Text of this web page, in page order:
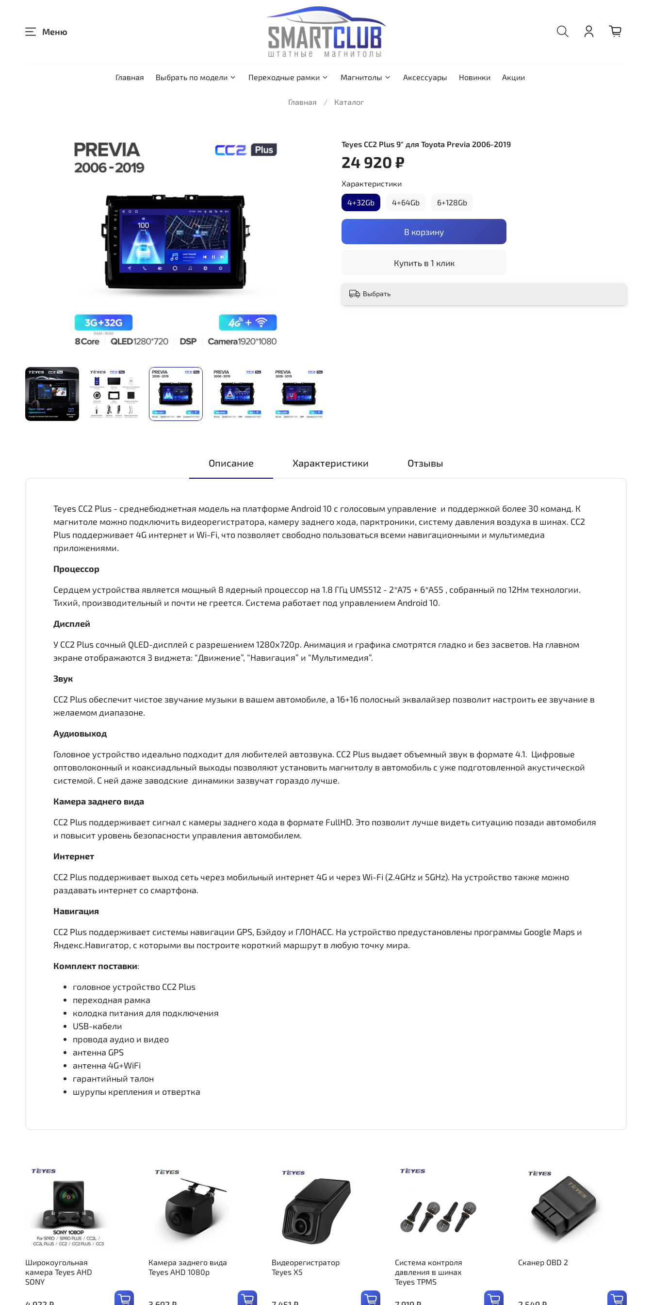
Меню
Главная Выбрать по модели Переходные рамки Магнитолы Аксессуары Новинки Акции
Главная Каталог
Teyes CC2 Plus 9" для Toyota Previa 2006-2019
24 920 ₽
В корзину
Купить в 1 клик
Характеристики
4+32Gb 4+64Gb 6+128Gb
Выбрать
Описание Характеристики Отзывы
Teyes CC2 Plus - среднебюджетная модель на платформе Android 10 с голосовым управление и поддержкой более 30 команд. К
магнитоле можно подключить видеорегистратора, камеру заднего хода, парктроники, систему давления воздуха в шинах. CC2
Plus поддерживает 4G интернет и Wi-Fi, что позволяет свободно пользоваться всеми навигационными и мультимедиа
приложениями.
Процессор
Сердцем устройства является мощный 8 ядерный процессор на 1.8 ГГц UMS512 - 2*A75 + 6*A55 , собранный по 12Нм технологии.
Тихий, производительный и почти не греется. Система работает под управлением Android 10.
Дисплей
У CC2 Plus сочный QLED-дисплей c разрешением 1280x720р. Анимация и графика смотрятся гладко и без засветов. На главном
экране отображаются 3 виджета: “Движение”, “Навигация” и “Мультимедия”.
Звук
CC2 Plus обеспечит чистое звучание музыки в вашем автомобиле, а 16+16 полосный эквалайзер позволит настроить ее звучание в
желаемом диапазоне.
Аудиовыход
Головное устройство идеально подходит для любителей автозвука. CC2 Plus выдает объемный звук в формате 4.1. Цифровые
оптоволоконный и коаксиадльный выходы позволяют установить магнитолу в автомобиль с уже подготовленной акустической
системой. С ней даже заводские динамики зазвучат гораздо лучше.
Камера заднего вида
CC2 Plus поддерживает сигнал с камеры заднего хода в формате FullHD. Это позволит лучше видеть ситуацию позади автомобиля
и повысит уровень безопасности управления автомобилем.
Интернет
CC2 Plus поддерживает выход сеть через мобильный интернет 4G и через Wi-Fi (2.4GHz и 5GHz). На устройство также можно
раздавать интернет со смартфона.
Навигация
CC2 Plus поддерживает системы навигации GPS, Бэйдоу и ГЛОНАСС. На устройство предустановлены программы Google Maps и
Яндекс.Навигатор, с которыми вы построите короткий маршрут в любую точку мира.
Комплект поставки:
головное устройство CC2 Plus
переходная рамка
колодка питания для подключения
USB-кабели
провода аудио и видео
антенна GPS
антенна 4G+WiFi
гарантийный талон
шурупы крепления и отвертка
Широкоугольная
камера Teyes AHD
SONY
Камера заднего вида
Teyes AHD 1080p
Видеорегистратор
Teyes X5
Система контроля
давления в шинах
Teyes TPMS
Сканер OBD 2